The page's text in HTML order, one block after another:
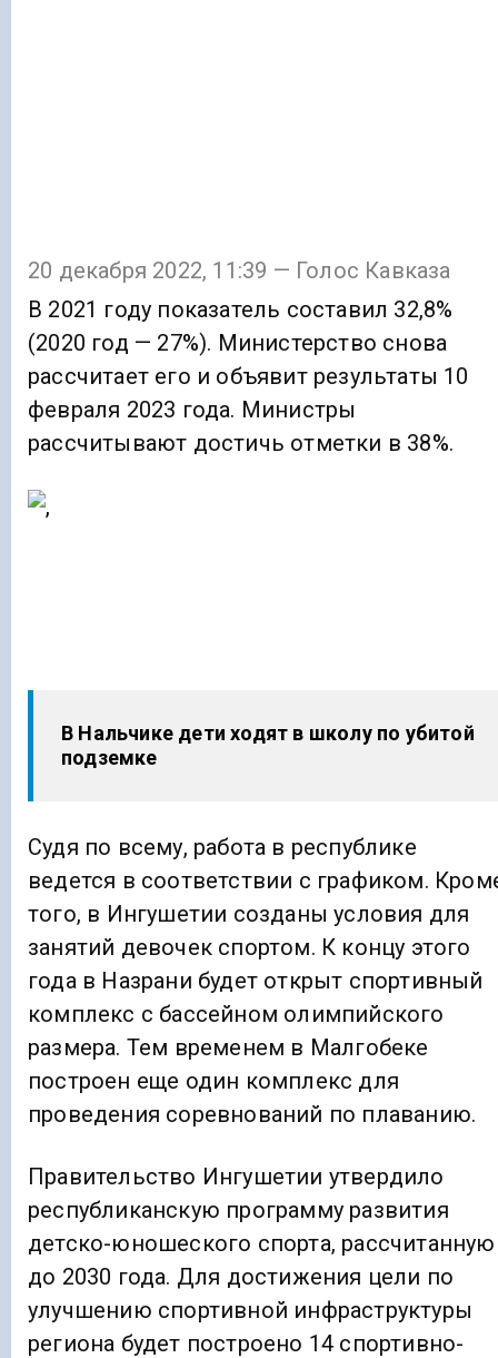
20 декабря 2022, 11:39 — Голос Кавказа
В 2021 году показатель составил 32,8%
(2020 год — 27%). Министерство снова
рассчитает его и объявит результаты 10
февраля 2023 года. Министры
рассчитывают достичь отметки в 38%.
В Нальчике дети ходят в школу по убитой
подземке
Судя по всему, работа в республике
ведется в соответствии с графиком.
того, в Ингушетии созданы условия для
занятий девочек спортом. К концу этого
года в Назрани будет открыт спортивный
комплекс с бассейном олимпийского
размера. Тем временем в Малгобеке
построен еще один комплекс для
проведения соревнований по плаванию.
Правительство Ингушетии утвердило
республиканскую программу развития
детско-юношеского спорта, рассчитанную
до 2030 года. Для достижения цели по
улучшению спортивной инфраструктуры
региона будет построено 14 спортивно-